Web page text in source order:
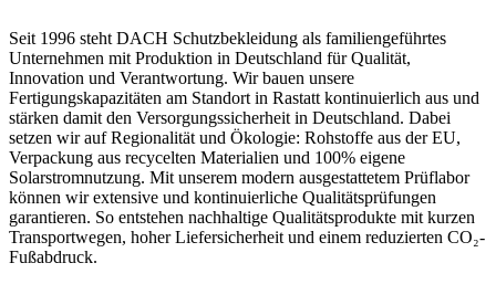
Seit 1996 steht DACH Schutzbekleidung als familiengeführtes
Unternehmen mit Produktion in Deutschland für Qualität,
Innovation und Verantwortung. Wir bauen unsere
Fertigungskapazitäten am Standort in Rastatt kontinuierlich aus und
stärken damit den Versorgungssicherheit in Deutschland. Dabei
setzen wir auf Regionalität und Ökologie: Rohstoffe aus der EU,
Verpackung aus recycelten Materialien und 100% eigene
Solarstromnutzung. Mit unserem modern ausgestattetem Prüflabor
können wir extensive und kontinuierliche Qualitätsprüfungen
garantieren. So entstehen nachhaltige Qualitätsprodukte mit kurzen
Transportwegen, hoher Liefersicherheit und einem reduzierten CO₂-
Fußabdruck.